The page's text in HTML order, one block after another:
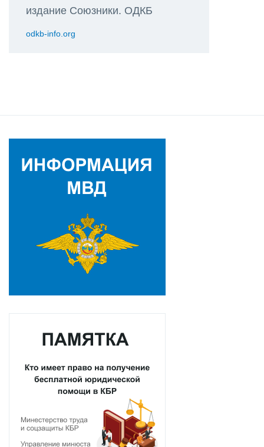
издание Союзники. ОДКБ
odkb-info.org